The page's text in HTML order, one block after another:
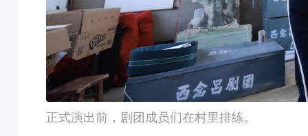
正式演出前，剧团成员们在村里排练。